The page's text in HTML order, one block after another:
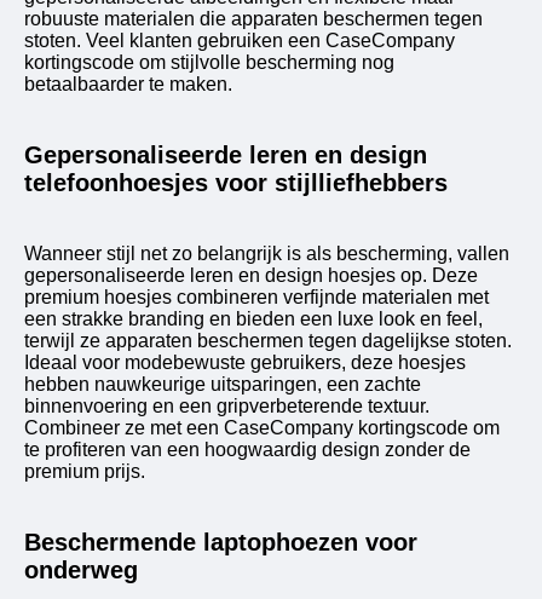
robuuste materialen die apparaten beschermen tegen
stoten. Veel klanten gebruiken een CaseCompany
kortingscode om stijlvolle bescherming nog
betaalbaarder te maken.
Gepersonaliseerde leren en design
telefoonhoesjes voor stijlliefhebbers
Wanneer stijl net zo belangrijk is als bescherming, vallen
gepersonaliseerde leren en design hoesjes op. Deze
premium hoesjes combineren verfijnde materialen met
een strakke branding en bieden een luxe look en feel,
terwijl ze apparaten beschermen tegen dagelijkse stoten.
Ideaal voor modebewuste gebruikers, deze hoesjes
hebben nauwkeurige uitsparingen, een zachte
binnenvoering en een gripverbeterende textuur.
Combineer ze met een CaseCompany kortingscode om
te profiteren van een hoogwaardig design zonder de
premium prijs.
Beschermende laptophoezen voor
onderweg